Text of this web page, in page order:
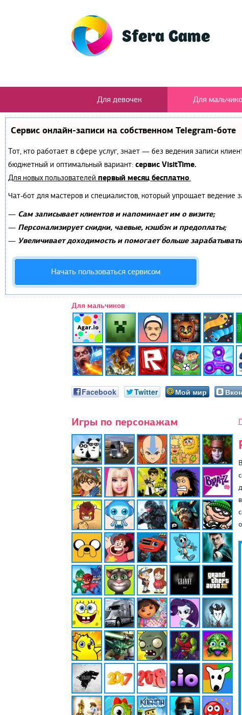
Для девочек Для
Сервис онлайн-записи на собственном Telegram-боте
Тот, кто работает в сфере услуг, знает — без ведения записи
бюджетный и оптимальный вариант: сервис VisitTime.
Для новых пользователей первый месяц бесплатно.
Чат-бот для мастеров и специалистов, который упрощает ведение
— Сам записывает клиентов и напоминает им о визите;
— Персонализирует скидки, чаевые, кэшбэк и предоплаты;
— Увеличивает доходимость и помогает больше
Начать пользоваться сервисом
Для мальчиков
Facebook Twitter Мой мир
Игры по персонажам